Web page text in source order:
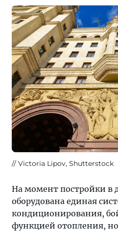
Victoria Lipov, Shutterstock
На момент постройки в
оборудована единая
кондиционирования,
функцией отопления,